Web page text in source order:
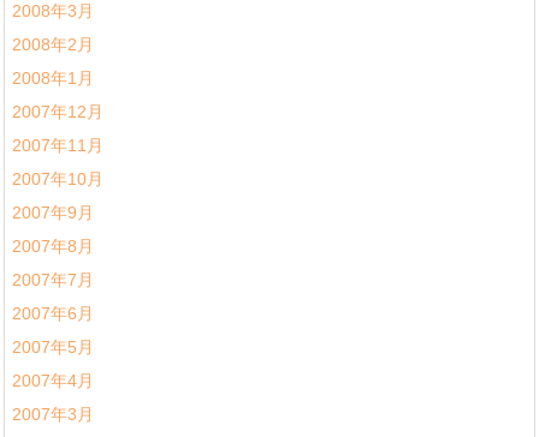
2008年3月
2008年2月
2008年1月
2007年12月
2007年11月
2007年10月
2007年9月
2007年8月
2007年7月
2007年6月
2007年5月
2007年4月
2007年3月